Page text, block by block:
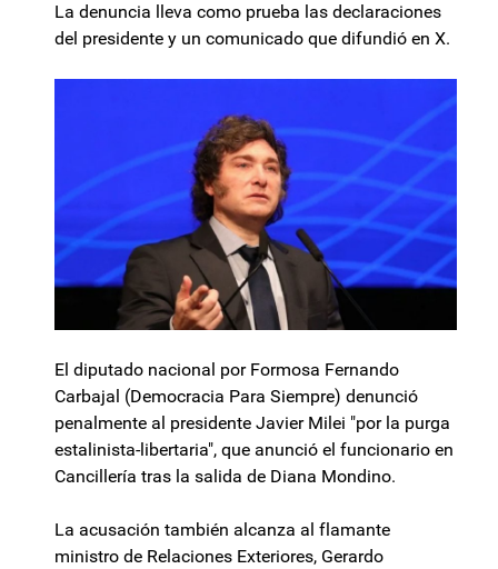
La denuncia lleva como prueba las declaraciones
del presidente y un comunicado que difundió en X.
El diputado nacional por Formosa Fernando
Carbajal (Democracia Para Siempre) denunció
penalmente al presidente Javier Milei "por la purga
estalinista-libertaria", que anunció el funcionario en
Cancillería tras la salida de Diana Mondino.
La acusación también alcanza al flamante
ministro de Relaciones Exteriores, Gerardo